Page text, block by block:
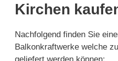
Kirchen
Nachfolgend finden Sie
Balkonkraftwerke welche
geliefert werden können: